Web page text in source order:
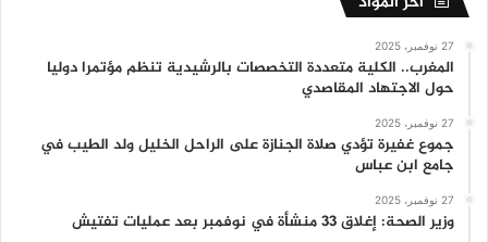
27 نوفمبر، 2025
المغرب.. الكلية متعددة التخصصات بالرشيدية تنظم مؤتمرا دوليا
حول الاجتهاد المقاصدي
27 نوفمبر، 2025
جموع غفيرة تؤدي صلاة الجنازة على الراحل الخليل ولد الطيب في
جامع ابن عباس
27 نوفمبر، 2025
وزير الصحة: إغلاق 33 منشأة في نوفمبر بعد عمليات تفتيش